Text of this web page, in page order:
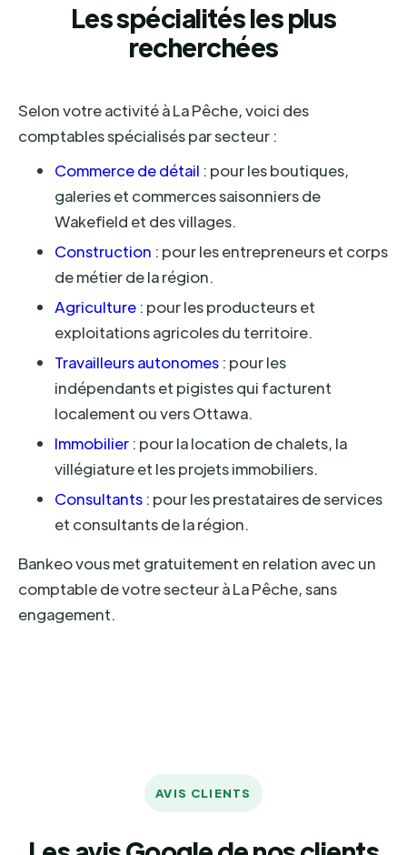
Les spécialités les plus
recherchées
Selon votre activité à La Pêche, voici des
comptables spécialisés par secteur :
Commerce de détail : pour les boutiques,
galeries et commerces saisonniers de
Wakefield et des villages.
Construction : pour les entrepreneurs et corps
de métier de la région.
Agriculture : pour les producteurs et
exploitations agricoles du territoire.
Travailleurs autonomes : pour les
indépendants et pigistes qui facturent
localement ou vers Ottawa.
Immobilier : pour la location de chalets, la
villégiature et les projets immobiliers.
Consultants : pour les prestataires de services
et consultants de la région.
Bankeo vous met gratuitement en relation avec un
comptable de votre secteur à La Pêche, sans
engagement.
AVIS CLIENTS